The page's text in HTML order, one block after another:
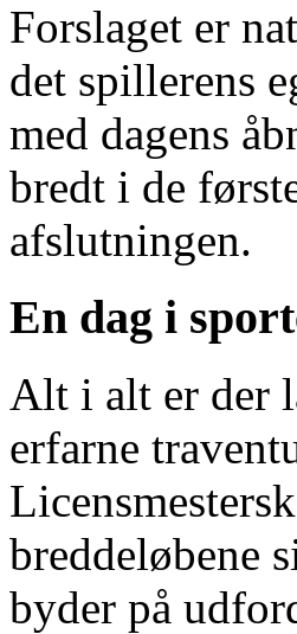
Forslaget er
det spillerens
med dagens
bredt i de
afslutningen.
En dag i
Alt i alt er der
erfarne
breddeløbene
byder på